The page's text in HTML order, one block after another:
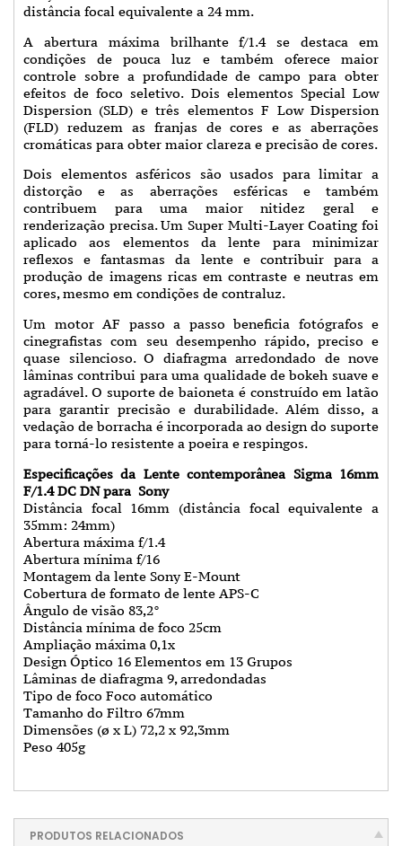
distância focal equivalente a 24 mm.
A abertura máxima brilhante f/1.4 se destaca em
condições de pouca luz e também oferece maior
controle sobre a profundidade de campo para obter
efeitos de foco seletivo. Dois elementos Special Low
Dispersion (SLD) e três elementos F Low Dispersion
(FLD) reduzem as franjas de cores e as aberrações
cromáticas para obter maior clareza e precisão de cores.
Dois elementos asféricos são usados para limitar a
distorção e as aberrações esféricas e também
contribuem para uma maior nitidez geral e
renderização precisa. Um Super Multi-Layer Coating foi
aplicado aos elementos da lente para minimizar
reflexos e fantasmas da lente e contribuir para a
produção de imagens ricas em contraste e neutras em
cores, mesmo em condições de contraluz.
Um motor AF passo a passo beneficia fotógrafos e
cinegrafistas com seu desempenho rápido, preciso e
quase silencioso. O diafragma arredondado de nove
lâminas contribui para uma qualidade de bokeh suave e
agradável. O suporte de baioneta é construído em latão
para garantir precisão e durabilidade. Além disso, a
vedação de borracha é incorporada ao design do suporte
para torná-lo resistente a poeira e respingos.
Especificações da Lente contemporânea Sigma 16mm
F/1.4 DC DN para Sony
Distância focal 16mm (distância focal equivalente a
35mm: 24mm)
Abertura máxima f/1.4
Abertura mínima f/16
Montagem da lente Sony E-Mount
Cobertura de formato de lente APS-C
Ângulo de visão 83,2°
Distância mínima de foco 25cm
Ampliação máxima 0,1x
Design Óptico 16 Elementos em 13 Grupos
Lâminas de diafragma 9, arredondadas
Tipo de foco Foco automático
Tamanho do Filtro 67mm
Dimensões (ø x L) 72,2 x 92,3mm
Peso 405g
PRODUTOS RELACIONADOS